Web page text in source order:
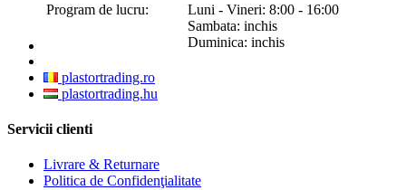
Program de lucru:
Luni - Vineri: 8:00 - 16:00
Sambata: inchis
Duminica: inchis
plastortrading.ro
plastortrading.hu
Servicii clienti
Livrare & Returnare
Politica de Confidenţialitate